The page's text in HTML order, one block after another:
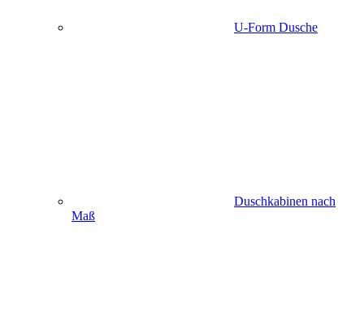
U-Form Dusche
Duschkabinen nach
Maß